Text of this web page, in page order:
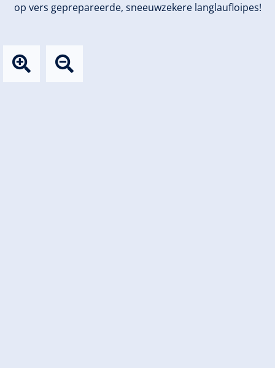
op vers geprepareerde, sneeuwzekere langlaufloipes!